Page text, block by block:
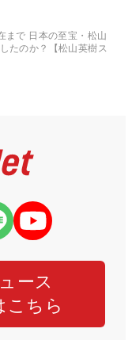
まで 日本の至宝・松山
たのか？【松山英樹ス
ース
こちら